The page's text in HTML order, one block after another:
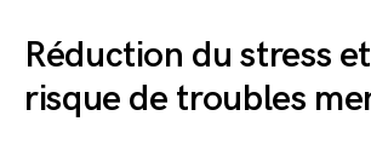
Réduction du stress
risque de troubles